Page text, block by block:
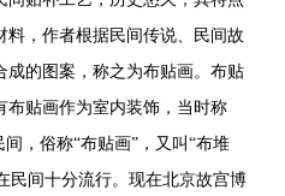
，作者根据民间传说、民间故
成的图案，称之为布贴画。布贴
布贴画作为室内装饰，当时称
，俗称“布贴画”，又叫“布堆
民间十分流行。现在北京故宫博